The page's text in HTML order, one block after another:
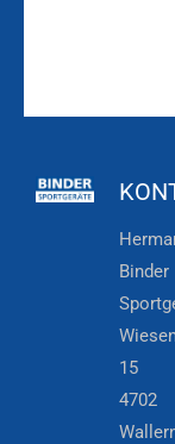
Binder
15
4702